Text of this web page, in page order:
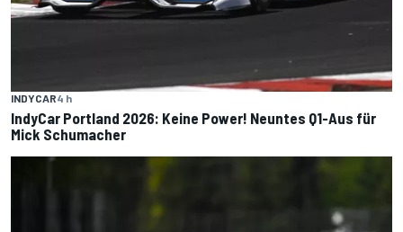
INDYCAR4 h
IndyCar Portland 2026: Keine Power! Neuntes Q1-Aus für
Mick Schumacher